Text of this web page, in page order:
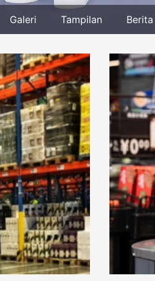
Galeri Tampilan Berita